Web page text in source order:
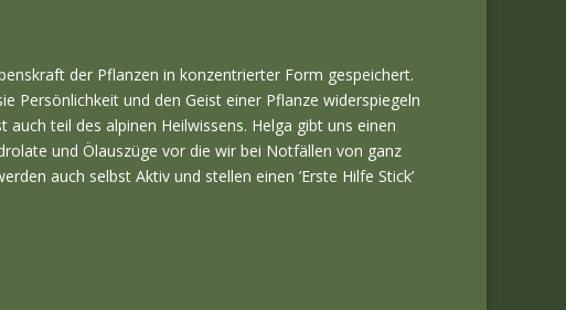
der Pflanzen in konzentrierter Form gespeichert.
Persönlichkeit und den Geist einer Pflanze widerspiegeln
teil des alpinen Heilwissens. Helga gibt uns einen
und Ölauszüge vor die wir bei Notfällen von ganz
auch selbst Aktiv und stellen einen ’Erste Hilfe Stick’